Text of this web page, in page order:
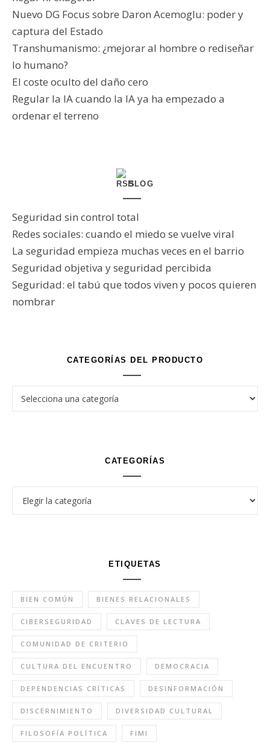
Nuevo DG Focus sobre Daron Acemoglu: poder y
captura del Estado
Transhumanismo: ¿mejorar al hombre o rediseñar
lo humano?
El coste oculto del daño cero
Regular la IA cuando la IA ya ha empezado a
ordenar el terreno
BLOG
Seguridad sin control total
Redes sociales: cuando el miedo se vuelve viral
La seguridad empieza muchas veces en el barrio
Seguridad objetiva y seguridad percibida
Seguridad: el tabú que todos viven y pocos quieren
nombrar
CATEGORÍAS DEL PRODUCTO
CATEGORÍAS
Categorías
ETIQUETAS
BIEN COMÚN BIENES RELACIONALES
CIBERSEGURIDAD CLAVES DE LECTURA
COMUNIDAD DE CRITERIO
CULTURA DEL ENCUENTRO DEMOCRACIA
DEPENDENCIAS CRÍTICAS DESINFORMACIÓN
DISCERNIMIENTO DIVERSIDAD CULTURAL
FILOSOFÍA POLÍTICA FIMI